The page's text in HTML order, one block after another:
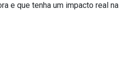
e que tenha um impacto real na